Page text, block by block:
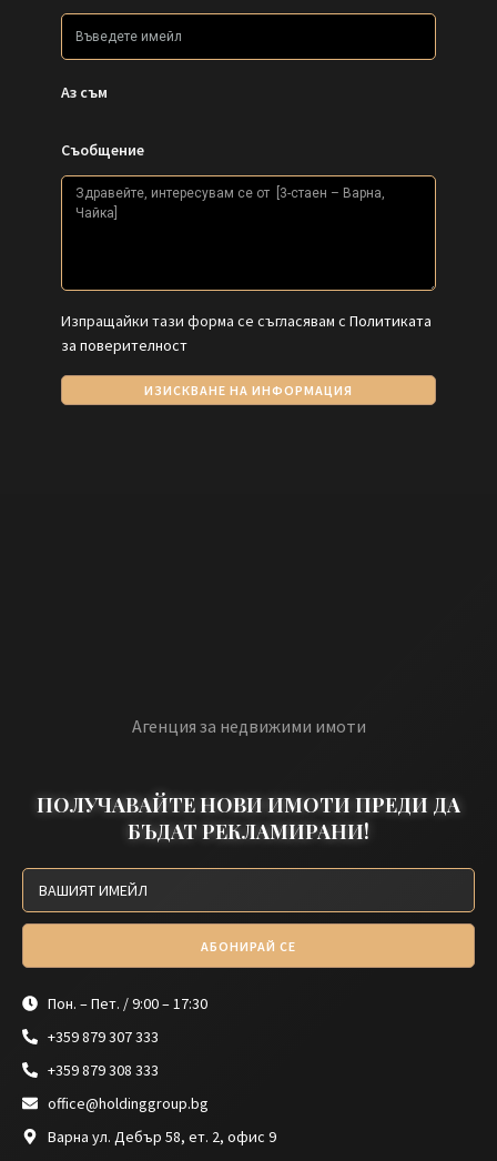
Аз съм
Съобщение
Изпращайки тази форма се съгласявам с Политиката
за поверителност
ИЗИСКВАНЕ НА ИНФОРМАЦИЯ
Агенция за недвижими имоти
ПОЛУЧАВАЙТЕ НОВИ ИМОТИ ПРЕДИ ДА
БЪДАТ РЕКЛАМИРАНИ!
АБОНИРАЙ СЕ
Пон. – Пет. / 9:00 – 17:30
+359 879 307 333
+359 879 308 333
office@holdinggroup.bg
Варна ул. Дебър 58, ет. 2, офис 9